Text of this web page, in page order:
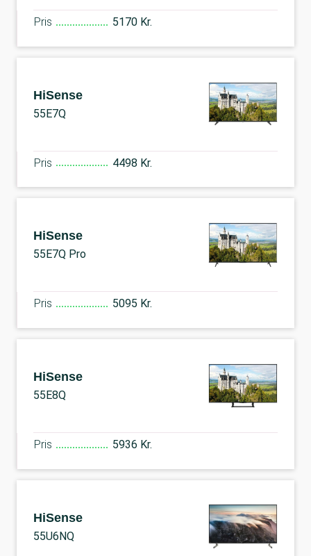
Pris 5170 Kr.
HiSense
55E7Q
Pris 4498 Kr.
HiSense
55E7Q Pro
Pris 5095 Kr.
HiSense
55E8Q
Pris 5936 Kr.
HiSense
55U6NQ